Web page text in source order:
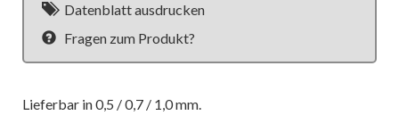
Datenblatt ausdrucken
Fragen zum Produkt?
Lieferbar in 0,5 / 0,7 / 1,0 mm.